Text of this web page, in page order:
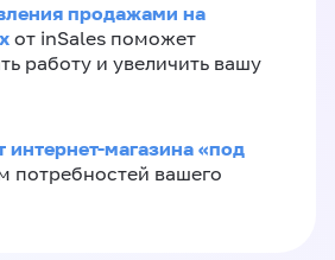
продажами на
от inSales поможет
работу и увеличить вашу
интернет-магазина «под
потребностей вашего